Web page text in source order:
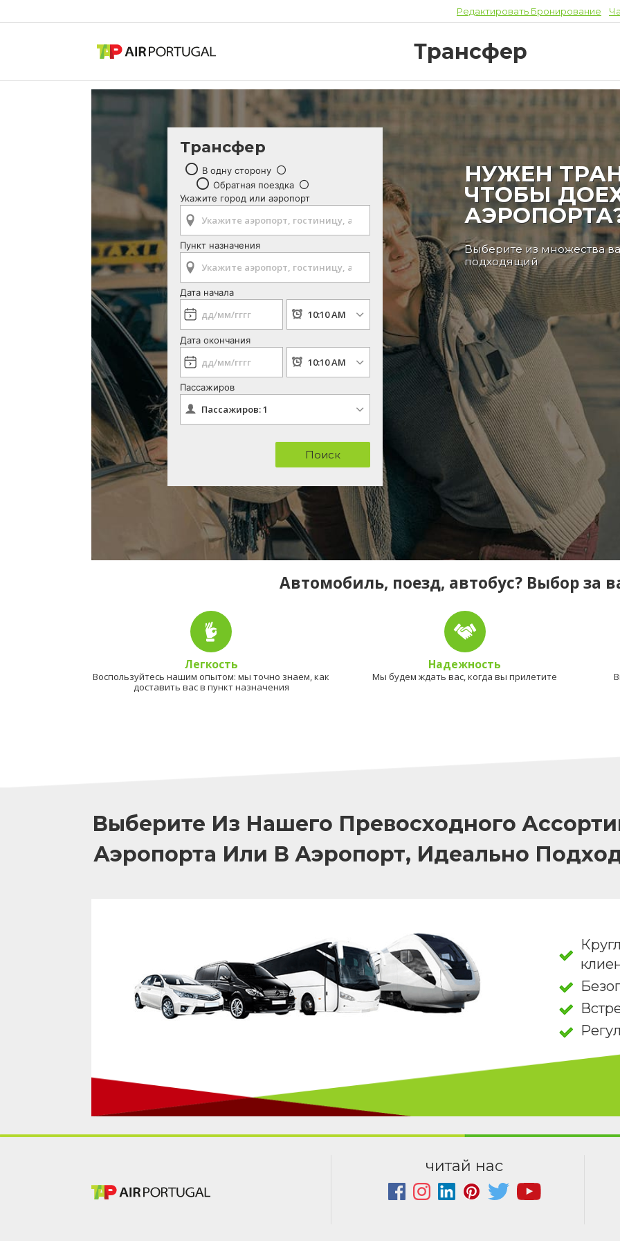
Редактировать Бронирование
Трансфер
Трансфер
В одну сторону
Обратная поездка
Укажите город или аэропорт
Пункт назначения
Дата начала
Дата окончания
Пассажиров
Поиск
НУЖЕН
ЧТОБЫ
Выберите из множества
подходящий
Автомобиль, поезд, автобус? Выбор за
Легкость
Воспользуйтесь нашим опытом: мы точно знаем, как
доставить вас в пункт назначения
Надежность
Мы будем ждать вас, когда вы прилетите
Выберите Из Нашего Превосходного
Аэропорта Или В Аэропорт, Идеально
читай нас